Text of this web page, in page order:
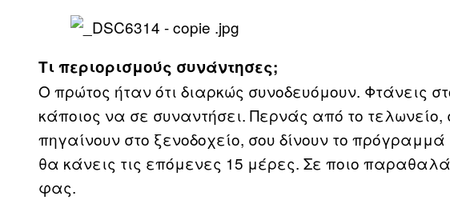
Τι περιορισμούς συνάντησες;
O πρώτος ήταν ότι διαρκώς συνοδευόμουν. Φτάνεις
κάποιος να σε συναντήσει. Περνάς από το
πηγαίνουν στο ξενοδοχείο, σου δίνουν το
θα κάνεις τις επόμενες 15 μέρες. Σε ποιο
φας.